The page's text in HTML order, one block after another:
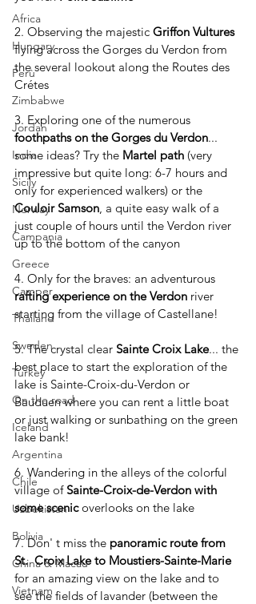
Africa
Hungary
Perù
Zimbabwe
Jordan
India
Sicily
Norway
Campania
Greece
Camper
Thailand
Sweden
Turkey
On the road
Iceland
Argentina
Chile
Uzbekistan
Bolivia
China & Macau
Vietnam
2. Observing the majestic Griffon Vultures
flying across the Gorges du Verdon from
the several lookout along the Routes des
Crétes
3. Exploring one of the numerous
foothpaths on the Gorges du Verdon...
some ideas? Try the Martel path (very
impressive but quite long: 6-7 hours and
only for experienced walkers) or the
Couloir Samson , a quite easy walk of a
just couple of hours until the Verdon river
up to the bottom of the canyon
4. Only for the braves: an adventurous
rafting experience on the Verdon river
starting from the village of Castellane!
5. The crystal clear Sainte Croix Lake... the
best place to start the exploration of the
lake is Sainte-Croix-du-Verdon or
Bauduen where you can rent a little boat
or just walking or sunbathing on the green
lake bank!
6. Wandering in the alleys of the colorful
village of Sainte-Croix-de-Verdon with
some scenic overlooks on the lake
7. Don' t miss the panoramic route from
St.  Croix Lake to Moustiers-Sainte-Marie
for an amazing view on the lake and to
see the fields of lavander (between the